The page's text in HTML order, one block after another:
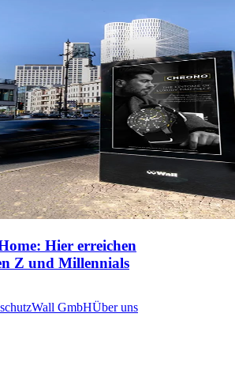
Hier erreichen
Z und Millennials
Wall GmbHÜber uns